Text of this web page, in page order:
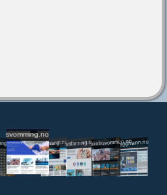
svomming.no
svomlangt.noutdanning.svomming.no
skolesvommen.notryggivann.no